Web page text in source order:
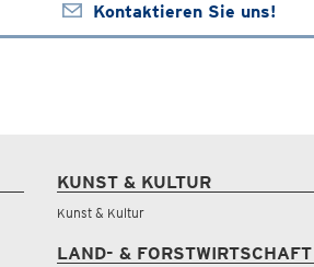
Kontaktieren Sie uns!
KUNST & KULTUR
Kunst & Kultur
LAND- & FORSTWIRTSCHAFT